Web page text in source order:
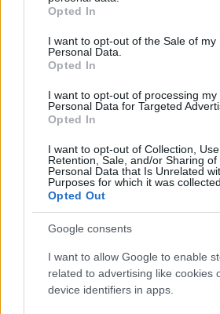
grant or deny consent to Google and
use your data for below specified
consent section.
Opted In
I want to opt-out of the Sale of my
Personal Data.
Opted In
I want to opt-out of processing my
Personal Data for Targeted
Opted In
I want to opt-out of Collection, Use,
Retention, Sale, and/or Sharing of
Personal Data that Is Unrelated
Purposes for which it was collected.
Opted Out
Google consents
I want to allow Google to enable
related to advertising like cookies
device identifiers in apps.
ΡΟΗ ΕΙΔΗΣΕΩΝ